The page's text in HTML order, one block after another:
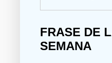
FRASE DE
SEMANA